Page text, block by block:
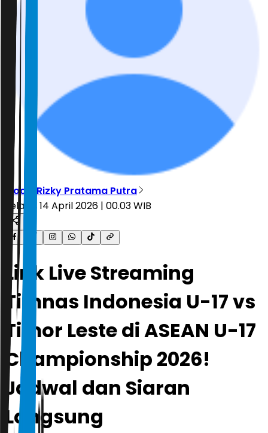
Moch. Rizky Pratama Putra
Selasa, 14 April 2026 | 00.03 WIB
Link Live Streaming
Timnas Indonesia U-17 vs
Timor Leste di ASEAN U-17
Championship 2026!
Jadwal dan Siaran
Langsung